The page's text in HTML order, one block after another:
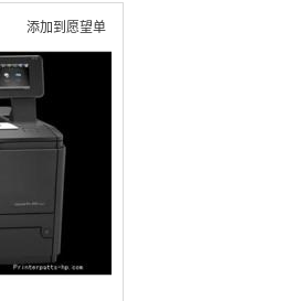
添加到愿望单